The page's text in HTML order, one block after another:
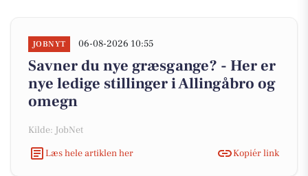
JOBNYT 06-08-2026 10:55
Savner du nye græsgange? - Her er
nye ledige stillinger i Allingåbro og
omegn
Kilde: JobNet
Læs hele artiklen her
Kopiér link